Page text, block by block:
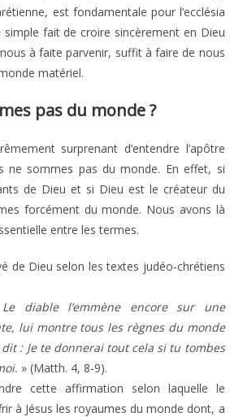
est fondamentale pour l’ecclésia
simple fait de croire sincèrement en Dieu
à faite parvenir, suffit à faire de nous
matériel.
pas du monde ?
surprenant d’entendre l’apôtre
ne sommes pas du monde. En effet, si
de Dieu et si Dieu est le créateur du
forcément du monde. Nous avons là
entre les termes.
de Dieu selon les textes judéo-chrétiens
Le diable l’emmène encore sur une
lui montre tous les règnes du monde
: Je te donnerai tout cela si tu tombes
» (Matth. 4, 8-9).
cette affirmation selon laquelle le
à Jésus les royaumes du monde dont, a